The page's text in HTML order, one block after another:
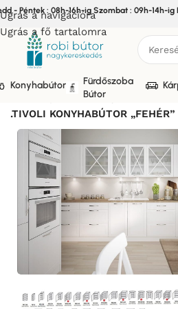
Ugrás a navigációra
Ugrás a fő tartalomra
- Péntek : 08h-16h-ig Szombat : 09h-14h-ig
Konyhabútor
Fürdőszoba
Bútor
Bútor/Konyhabútor
.TIVOLI KONYHABÚTOR